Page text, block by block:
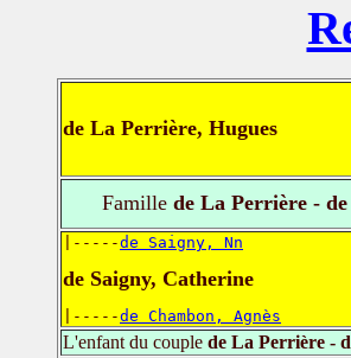
de La Perrière, Hugues
Famillede La Perrière - de
|-----de Saigny, Nn
de Saigny, Catherine
|-----de Chambon, Agnès
L'enfant du couple de La Perrière -